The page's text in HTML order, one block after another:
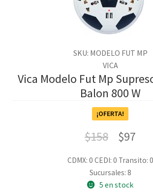
SKU: MODELO FUT MP
VICA
Vica Modelo Fut Mp
Balon 800 W
¡OFERTA!
$158 $97
CDMX: 0 CEDI: 0 Transito: 0
Sucursales: 8
5 en stock